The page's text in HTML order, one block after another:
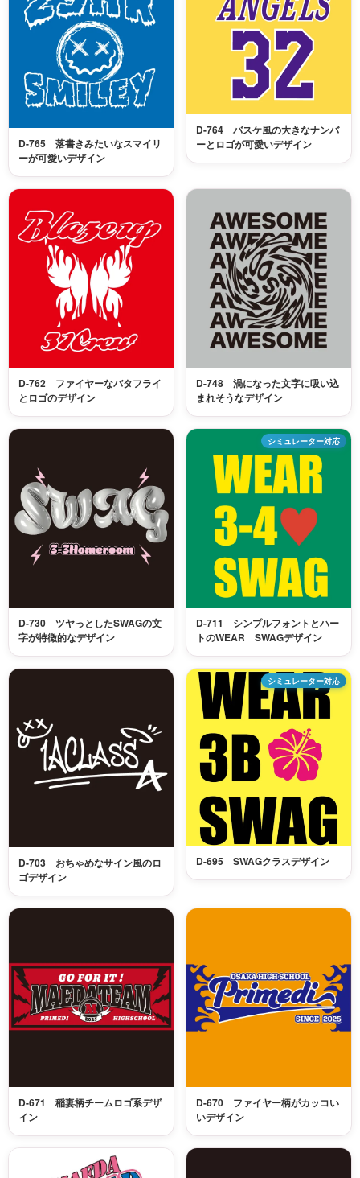
D-765 落書きみたいなスマイリ
ーが可愛いデザイン
D-764 バスケ風の大きなナンバ
ーとロゴが可愛いデザイン
D-762 ファイヤーなバタフライ
とロゴのデザイン
D-748 渦になった文字に吸い込
まれそうなデザイン
D-730 ツヤっとしたSWAGの文
字が特徴的なデザイン
シミュレーター対応
D-711 シンプルフォントとハー
トのWEAR SWAGデザイン
D-703 おちゃめなサイン風のロ
ゴデザイン
シミュレーター対応
D-695 SWAGクラスデザイン
D-671 稲妻柄チームロゴ系デザ
イン
D-670 ファイヤー柄がカッコい
いデザイン